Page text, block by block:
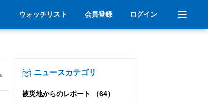
ウォッチリスト 会員登録 ログイン
ニュースカテゴリ
被災地からのレポート （64）